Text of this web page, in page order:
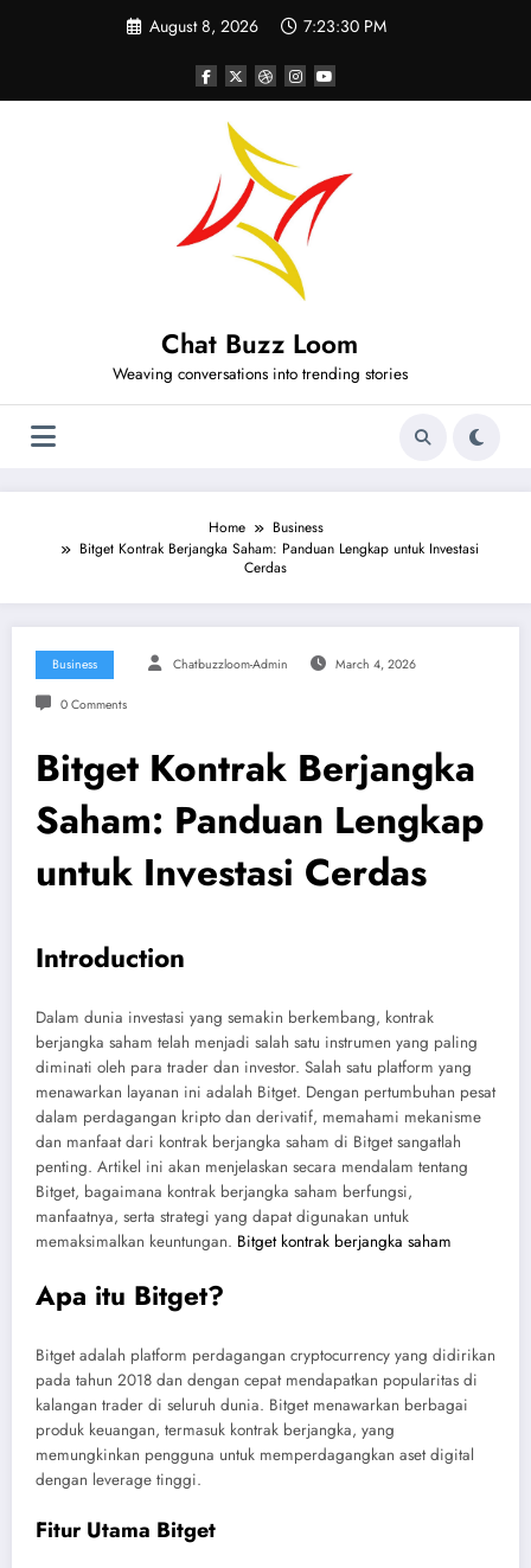
August 8, 2026 7:23:30 PM
Chat Buzz Loom
Weaving conversations into trending stories
Home
Business
Bitget Kontrak Berjangka Saham: Panduan Lengkap untuk Investasi
Cerdas
Business Chatbuzzloom-Admin March 4, 2026
0 Comments
Bitget Kontrak Berjangka
Saham: Panduan Lengkap
untuk Investasi Cerdas
Introduction
Dalam dunia investasi yang semakin berkembang, kontrak
berjangka saham telah menjadi salah satu instrumen yang paling
diminati oleh para trader dan investor. Salah satu platform yang
menawarkan layanan ini adalah Bitget. Dengan pertumbuhan pesat
dalam perdagangan kripto dan derivatif, memahami mekanisme
dan manfaat dari kontrak berjangka saham di Bitget sangatlah
penting. Artikel ini akan menjelaskan secara mendalam tentang
Bitget, bagaimana kontrak berjangka saham berfungsi,
manfaatnya, serta strategi yang dapat digunakan untuk
memaksimalkan keuntungan. Bitget kontrak berjangka saham
Apa itu Bitget?
Bitget adalah platform perdagangan cryptocurrency yang didirikan
pada tahun 2018 dan dengan cepat mendapatkan popularitas di
kalangan trader di seluruh dunia. Bitget menawarkan berbagai
produk keuangan, termasuk kontrak berjangka, yang
memungkinkan pengguna untuk memperdagangkan aset digital
dengan leverage tinggi.
Fitur Utama Bitget